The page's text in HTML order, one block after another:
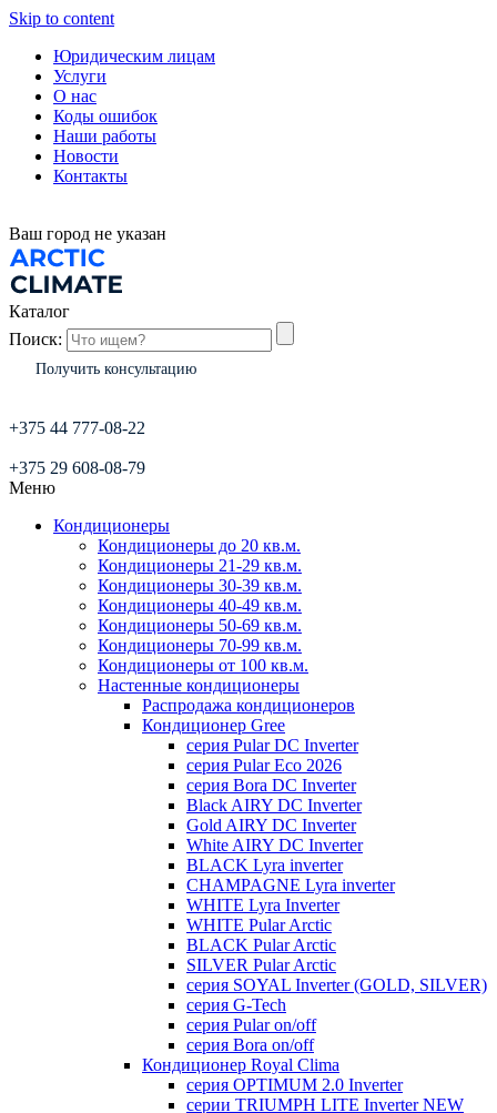
Skip to content
Юридическим лицам
Услуги
О нас
Коды ошибок
Наши работы
Новости
Контакты
Ваш город не указан
Каталог
Поиск:
Получить консультацию
+375 44 777-08-22
+375 29 608-08-79
Меню
Кондиционеры
Кондиционеры до 20 кв.м.
Кондиционеры 21-29 кв.м.
Кондиционеры 30-39 кв.м.
Кондиционеры 40-49 кв.м.
Кондиционеры 50-69 кв.м.
Кондиционеры 70-99 кв.м.
Кондиционеры от 100 кв.м.
Настенные кондиционеры
Распродажа кондиционеров
Кондиционер Gree
серия Pular DC Inverter
серия Pular Eco 2026
серия Bora DC Inverter
Black AIRY DC Inverter
Gold AIRY DC Inverter
White AIRY DC Inverter
BLACK Lyra inverter
CHAMPAGNE Lyra inverter
WHITE Lyra Inverter
WHITE Pular Arctic
BLACK Pular Arctic
SILVER Pular Arctic
серия SOYAL Inverter (GOLD, SILVER)
серия G-Tech
серия Pular on/off
серия Bora on/off
Кондиционер Royal Clima
серия OPTIMUM 2.0 Inverter
серии TRIUMPH LITE Inverter NEW